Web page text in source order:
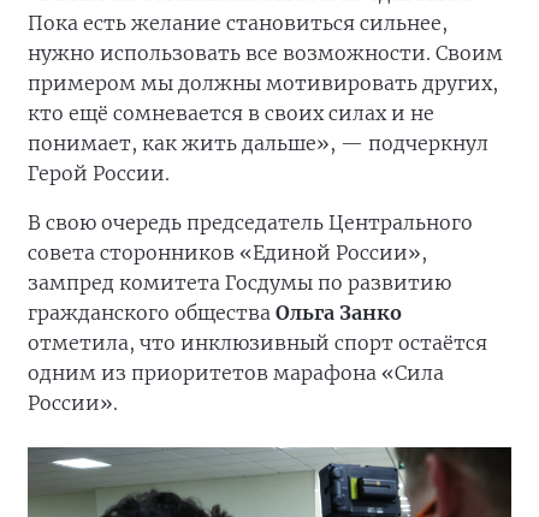
Пока есть желание становиться сильнее,
нужно использовать все возможности. Своим
примером мы должны мотивировать других,
кто ещё сомневается в своих силах и не
понимает, как жить дальше», — подчеркнул
Герой России.
В свою очередь председатель Центрального
совета сторонников «Единой России»,
зампред комитета Госдумы по развитию
гражданского общества Ольга Занко
отметила, что инклюзивный спорт остаётся
одним из приоритетов марафона «Сила
России».